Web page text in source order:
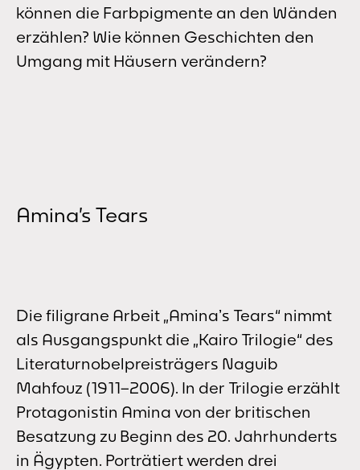
können die Farbpigmente an den Wänden
erzählen? Wie können Geschichten den
Umgang mit Häusern verändern?
Amina’s Tears
Die filigrane Arbeit „Aminaʼs Tears“ nimmt
als Ausgangspunkt die „Kairo Trilogie“ des
Literaturnobelpreisträgers Naguib
Mahfouz (1911–2006). In der Trilogie erzählt
Protagonistin Amina von der britischen
Besatzung zu Beginn des 20. Jahrhunderts
in Ägypten. Porträtiert werden drei